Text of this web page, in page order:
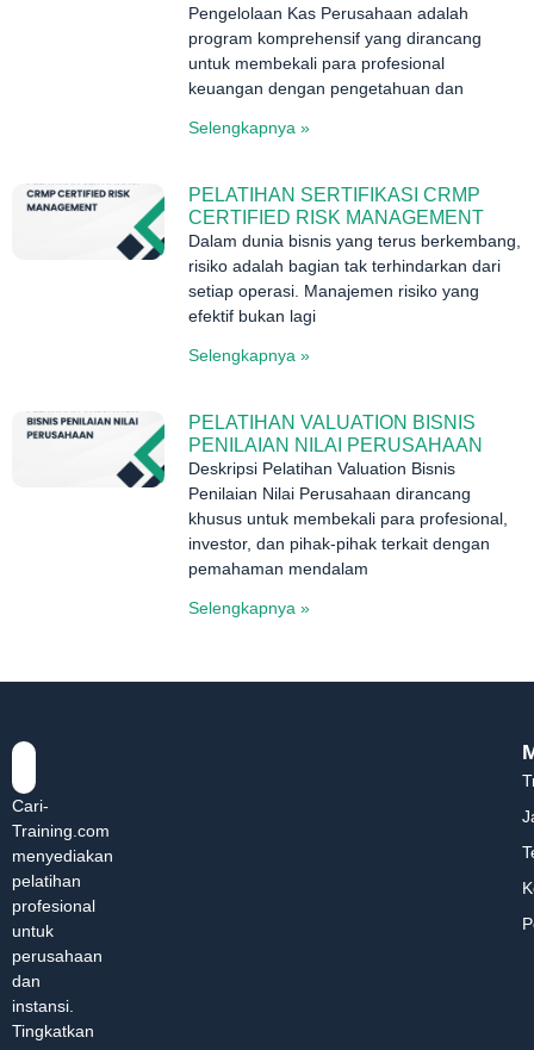
Pengelolaan Kas Perusahaan adalah
program komprehensif yang dirancang
untuk membekali para profesional
keuangan dengan pengetahuan dan
Selengkapnya »
PELATIHAN SERTIFIKASI CRMP
CERTIFIED RISK MANAGEMENT
Dalam dunia bisnis yang terus berkembang,
risiko adalah bagian tak terhindarkan dari
setiap operasi. Manajemen risiko yang
efektif bukan lagi
Selengkapnya »
PELATIHAN VALUATION BISNIS
PENILAIAN NILAI PERUSAHAAN
Deskripsi Pelatihan Valuation Bisnis
Penilaian Nilai Perusahaan dirancang
khusus untuk membekali para profesional,
investor, dan pihak-pihak terkait dengan
pemahaman mendalam
Selengkapnya »
Cari-
Training.com
menyediakan
pelatihan
profesional
untuk
perusahaan
dan
instansi.
Tingkatkan